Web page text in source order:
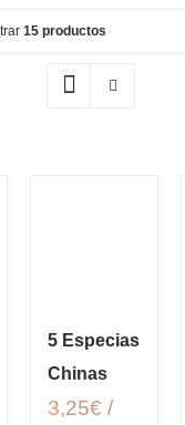
15 productos
5 Especias
Chinas
3,25€ /